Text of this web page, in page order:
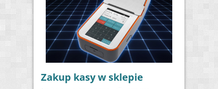
Zakup kasy w sklepie